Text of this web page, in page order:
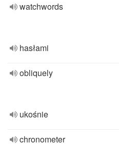
watchwords
hasłami
obliquely
ukośnie
chronometer